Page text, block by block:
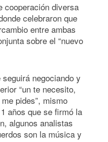
cooperación diversa
celebraron que
entre ambas
sobre el “nuevo
negociando y
“un te necesito,
pides”, mismo
años que se firmó la
algunos analistas
son la música y